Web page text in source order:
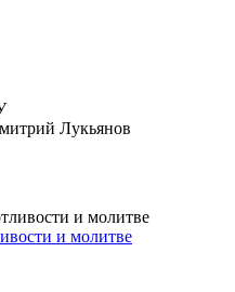
Лукьянов
и молитве